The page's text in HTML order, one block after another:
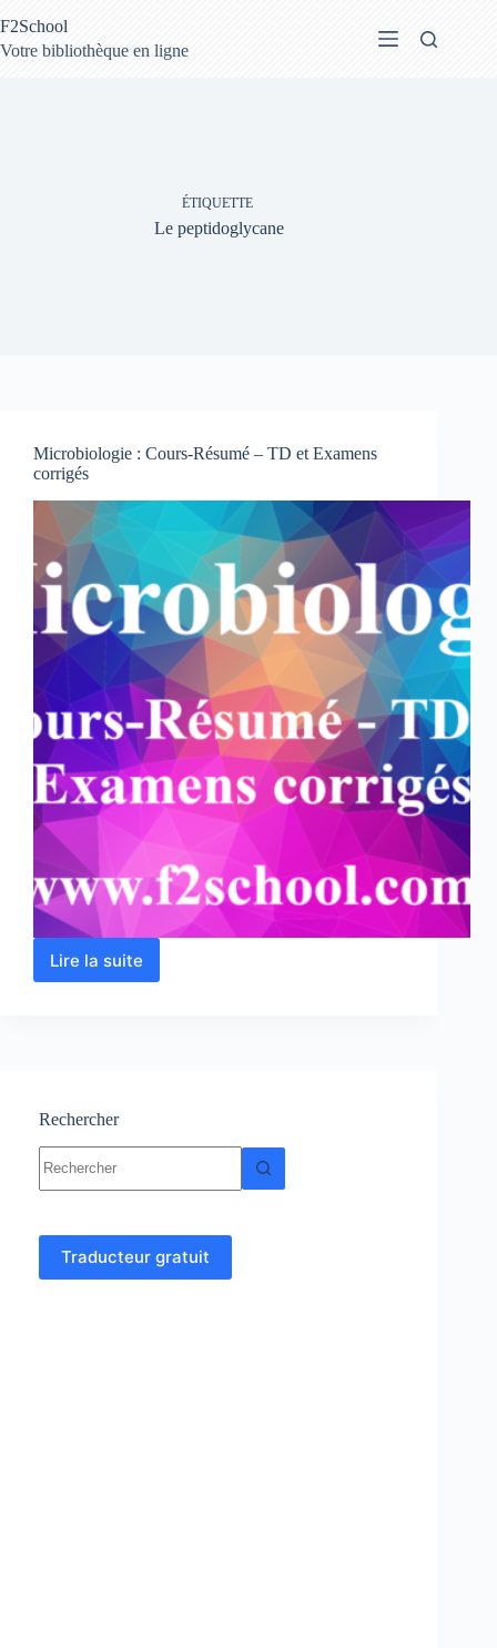
au
contenu
F2School
Votre bibliothèque en ligne
ÉTIQUETTE
Le peptidoglycane
Microbiologie : Cours-Résumé – TD et Examens
corrigés
Lire la suiteMicrobiologie
Examens
Rechercher
résultat
Traducteur gratuit